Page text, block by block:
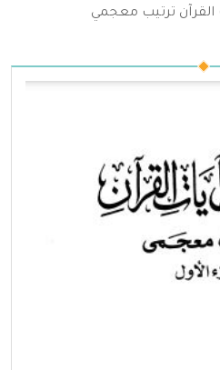
ترتيب معجمي